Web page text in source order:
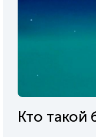
Кто такой